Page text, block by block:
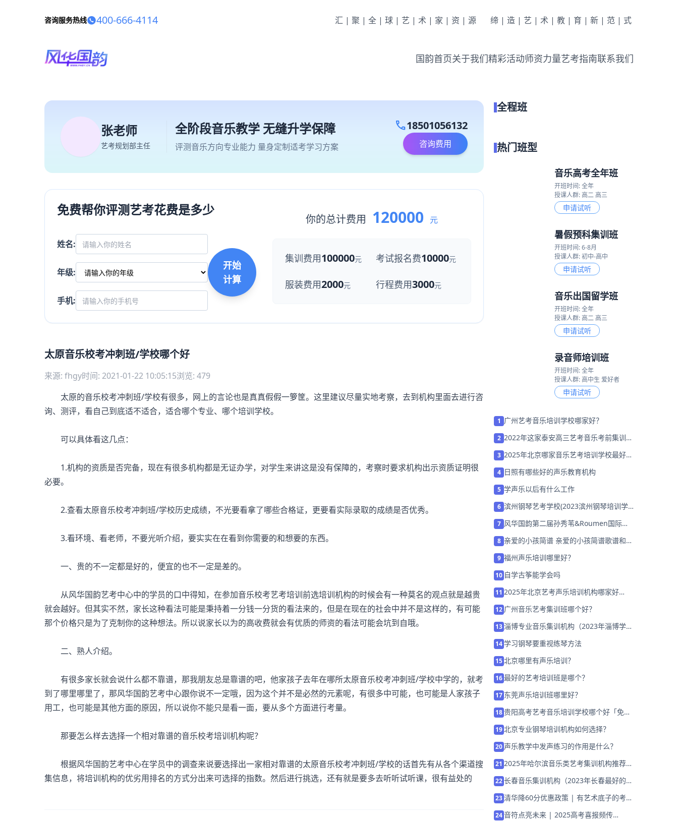
咨询服务热线 400-666-4114 汇|聚|全|球|艺|术|家|资|源 缔|造|艺|术|教|育|新|范|式
国韵首页关于我们精彩活动师资力量艺考指南联系我们
张老师
艺考规划部主任
全阶段音乐教学 无缝升学保障
评测音乐方向专业能力 量身定制适考学习方案
call18501056132
咨询费用
免费帮你评测艺考花费是多少
姓名:
年级:
手机:
开始
计算
你的总计费用 120000 元
集训费用100000元 考试报名费10000元
服装费用2000元 行程费用3000元
太原音乐校考冲刺班/学校哪个好
来源: fhgy时间: 2021-01-22 10:05:15浏览: 479
太原的音乐校考冲刺班/学校有很多，网上的言论也是真真假假一箩筐。这里建议尽量实地考察，去到机构里面去进行咨
询、测评，看自己到底适不适合，适合哪个专业、哪个培训学校。
可以具体看这几点：
1.机构的资质是否完备，现在有很多机构都是无证办学，对学生来讲这是没有保障的，考察时要求机构出示资质证明很
必要。
2.查看太原音乐校考冲刺班/学校历史成绩，不光要看拿了哪些合格证，更要看实际录取的成绩是否优秀。
3.看环境、看老师，不要光听介绍，要实实在在看到你需要的和想要的东西。
一、贵的不一定都是好的，便宜的也不一定是差的。
从风华国韵艺考中心中的学员的口中得知，在参加音乐校考艺考培训前选培训机构的时候会有一种莫名的观点就是越贵
就会越好。但其实不然，家长这种看法可能是秉持着一分钱一分货的看法来的，但是在现在的社会中并不是这样的，有可能
那个价格只是为了克制你的这种想法。所以说家长以为的高收费就会有优质的师资的看法可能会坑到自哦。
二、熟人介绍。
有很多家长就会说什么都不靠谱，那我朋友总是靠谱的吧，他家孩子去年在哪所太原音乐校考冲刺班/学校中学的，就考
到了哪里哪里了，那风华国韵艺考中心跟你说不一定哦，因为这个并不是必然的元素呢，有很多中可能，也可能是人家孩子
用工，也可能是其他方面的原因，所以说你不能只是看一面，要从多个方面进行考量。
那要怎么样去选择一个相对靠谱的音乐校考培训机构呢？
根据风华国韵艺考中心在学员中的调查来说要选择出一家相对靠谱的太原音乐校考冲刺班/学校的话首先有从各个渠道搜
集信息，将培训机构的优劣用排名的方式分出来可选择的指数。然后进行挑选，还有就是要多去听听试听课，很有益处的
全程班
热门班型
音乐高考全年班
开班时间: 全年
授课人群: 高二 高三
申请试听
暑假预科集训班
开班时间: 6-8月
授课人群: 初中-高中
申请试听
音乐出国留学班
开班时间: 全年
授课人群: 高二 高三
申请试听
录音师培训班
开班时间: 全年
授课人群: 高中生 爱好者
申请试听
1 广州艺考音乐培训学校哪家好？
2 2022年这家泰安高三艺考音乐考前集训机
3 2025年北京哪家音乐艺考培训学校最好
4 日照有哪些好的声乐教育机构
5 学声乐以后有什么工作
6 滨州钢琴艺考学校(2023滨州钢琴培训学
7 风华国韵第二届孙秀苇&Roumen国际声
8 亲爱的小孩简谱 亲爱的小孩简谱歌谱和歌
9 福州声乐培训哪里好？
10 自学古筝能学会吗
11 2025年北京艺考声乐培训机构哪家好
12 广州音乐艺考集训班哪个好？
13淄博专业音乐集训机构（2023年淄博学音
14学习钢琴要重视练琴方法
15北京哪里有声乐培训？
16最好的艺考培训班是哪个？
17 东莞声乐培训班哪里好？
18贵阳高考艺考音乐培训学校哪个好「免费
19北京专业钢琴培训机构如何选择？
20 声乐教学中发声练习的作用是什么？
21 2025年哈尔滨音乐类艺考集训机构推荐
22长春音乐集训机构（2023年长春最好的音
23清华降60分优惠政策 | 有艺术底子的考
24音符点亮未来 | 2025高考喜报频传